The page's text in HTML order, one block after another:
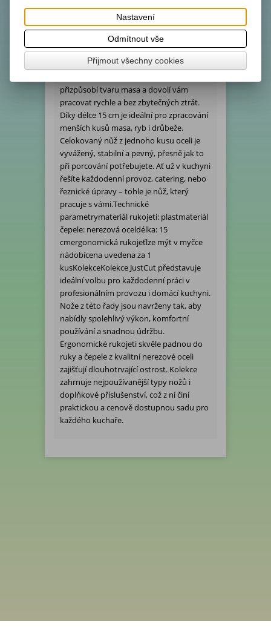
cmVykosťovací nůž JustCut, 15 cmOddělit
maso od kosti není jen o síle. Je to o
přesném pohybu, kontrole a ostří, které
vede vaši ruku. Vykosťovací nůž JustCut je
nástroj, který se v těchto situacích osvědčí
přizpůsobí tvaru masa a dovolí vám
pracovat rychle a bez zbytečných ztrát.
Díky délce 15 cm je ideální pro zpracování
menších kusů masa, ryb i drůbeže.
Celokovaný nůž z jednoho kusu oceli je
vyvážený, stabilní a pevný, přesně jak to
při porcování potřebujete. Ať už v kuchyni
řešíte každodenní provoz, catering, nebo
řeznické úpravy – tohle je nůž, který
pracuje s vámi.Technické
parametrymateriál rukojeti: plastmateriál
čepele: nerezová oceldélka: 15
cmergonomická rukojeťlze mýt v myčce
nádobícena uvedena za 1
kusKolekceKolekce JustCut představuje
ideální volbu pro každodenní práci v
profesionálním provozu i domácí kuchyni.
Nože z této řady jsou navrženy tak, aby
nabídly spolehlivý výkon, komfortní
používání a snadnou údržbu.
Ergonomické rukojeti skvěle padnou do
ruky a čepele z kvalitní nerezové oceli
zajišťují dlouhotrvající ostrost. Kolekce
zahrnuje nejpoužívanější typy nožů i
doplňkové příslušenství, což z ní činí
praktickou a cenově dostupnou sadu pro
každého kuchaře.
Nastavení
Odmítnout vše
Přijmout všechny cookies